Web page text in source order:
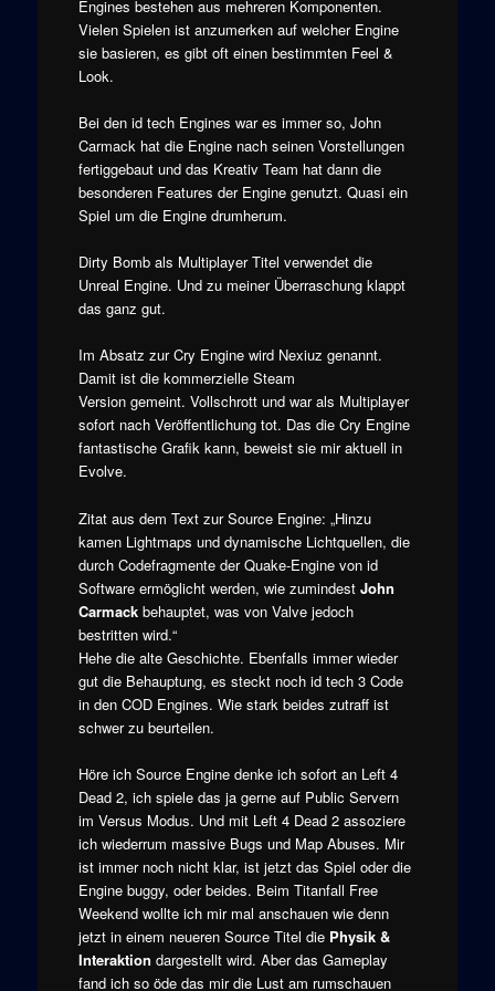
Engines bestehen aus mehreren Komponenten.
Vielen Spielen ist anzumerken auf welcher Engine
sie basieren, es gibt oft einen bestimmten Feel &
Look.
Bei den id tech Engines war es immer so, John
Carmack hat die Engine nach seinen Vorstellungen
fertiggebaut und das Kreativ Team hat dann die
besonderen Features der Engine genutzt. Quasi ein
Spiel um die Engine drumherum.
Dirty Bomb als Multiplayer Titel verwendet die
Unreal Engine. Und zu meiner Überraschung klappt
das ganz gut.
Im Absatz zur Cry Engine wird Nexiuz genannt.
Damit ist die kommerzielle Steam
Version gemeint. Vollschrott und war als Multiplayer
sofort nach Veröffentlichung tot. Das die Cry Engine
fantastische Grafik kann, beweist sie mir aktuell in
Evolve.
Zitat aus dem Text zur Source Engine: „Hinzu
kamen Lightmaps und dynamische Lichtquellen, die
durch Codefragmente der Quake-Engine von id
Software ermöglicht werden, wie zumindest John
Carmackbehauptet, was von Valve jedoch
bestritten wird.“
Hehe die alte Geschichte. Ebenfalls immer wieder
gut die Behauptung, es steckt noch id tech 3 Code
in den COD Engines. Wie stark beides zutraff ist
schwer zu beurteilen.
Höre ich Source Engine denke ich sofort an Left 4
Dead 2, ich spiele das ja gerne auf Public Servern
im Versus Modus. Und mit Left 4 Dead 2 assoziere
ich wiederrum massive Bugs und Map Abuses. Mir
ist immer noch nicht klar, ist jetzt das Spiel oder die
Engine buggy, oder beides. Beim Titanfall Free
Weekend wollte ich mir mal anschauen wie denn
jetzt in einem neueren Source Titel die Physik &
Interaktion dargestellt wird. Aber das Gameplay
fand ich so öde das mir die Lust am rumschauen